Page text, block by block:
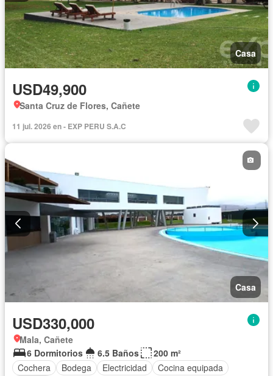
Casa
USD49,900
Santa Cruz de Flores, Cañete
11 jul. 2026 en - EXP PERU S.A.C
Casa
USD330,000
Mala, Cañete
6 Dormitorios
6.5 Baños
200 m²
Cochera
Bodega Electricidad
Cocina equipada